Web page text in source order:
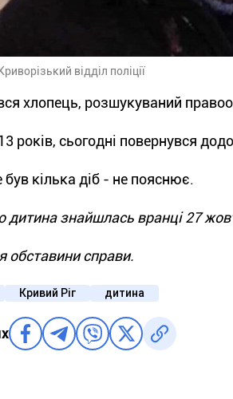
відділ поліції
хлопець, розшукуваний
років, сьогодні повернувся
кілька діб - не пояснює.
дитина знайшлась вранці 27
обставини справи.
Кривий Ріг дитина